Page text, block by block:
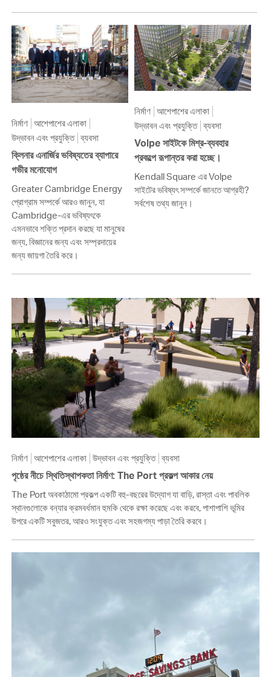
নির্মাণ আশেপাশের এলাকা
উদ্ভাবন এবং প্রযুক্তি ব্যবসা
ক্লিনার এনার্জির ভবিষ্যতের ব্যাপারে
গভীর মনোযোগ
Greater Cambridge Energy
প্রোগ্রাম সম্পর্কে আরও জানুন, যা
Cambridge-এর ভবিষ্যৎকে
এমনভাবে শক্তি প্রদান করছে যা মানুষের
জন্য, বিজ্ঞানের জন্য এবং সম্প্রদায়ের
জন্য জায়গা তৈরি করে।
নির্মাণ আশেপাশের এলাকা
উদ্ভাবন এবং প্রযুক্তি ব্যবসা
Volpe সাইটকে মিশ্র-ব্যবহার
প্রকল্পে রূপান্তর করা হচ্ছে।
Kendall Square এর Volpe
সাইটের ভবিষ্যৎ সম্পর্কে জানতে আগ্রহী?
সর্বশেষ তথ্য জানুন।
নির্মাণ আশেপাশের এলাকা উদ্ভাবন এবং প্রযুক্তি ব্যবসা
পৃষ্ঠের নীচে স্থিতিস্থাপকতা নির্মাণ: The Port প্রকল্প আকার নেয়
The Port অবকাঠামো প্রকল্প একটি বহু-বছরের উদ্যোগ যা বাড়ি, রাস্তা এবং পাবলিক
স্থানগুলোকে বন্যার ক্রমবর্ধমান হুমকি থেকে রক্ষা করেছে এবং করবে, পাশাপাশি ভূমির
উপরে একটি সবুজতর, আরও সংযুক্ত এবং সহজগম্য পাড়া তৈরি করবে।